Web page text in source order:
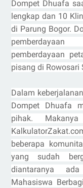
Dompet Dhuafa
lengkap dan 10
di Parung Bogor.
pemberdayaan
pisang di Rowosari
Dalam
Dompet Dhuafa
pihak.
beberapa
yang sudah
diantaranya
Mahasiswa